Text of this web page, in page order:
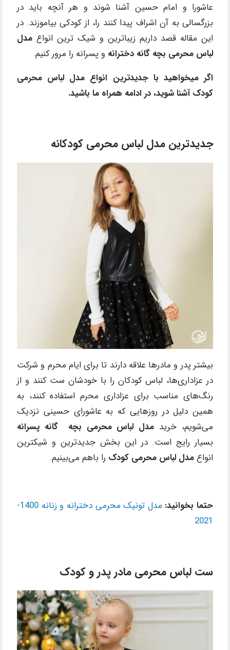
عاشورا و امام حسین آشنا شوند و هر آنچه باید در
بزرگسالی به آن اشراف پیدا کنند را، از کودکی بیاموزند. در
این مقاله قصد داریم زیباترین و شیک ترین انواع مدل
لباس محرمی بچه گانه دخترانه و پسرانه را مرور کنیم.
اگر میخواهید با جدیدترین انواع مدل لباس محرمی
کودک آشنا شوید، در ادامه همراه ما باشید.
جدیدترین مدل لباس محرمی کودکانه
بیشتر پدر و مادرها علاقه دارند تا برای ایام محرم و شرکت
در عزاداری‌ها، لباس کودکان را با خودشان ست کنند و از
رنگ‌های مناسب برای عزاداری محرم استفاده کنند، به
همین دلیل در روزهایی که به عاشورای حسینی نزدیک
می‌شویم، خرید مدل لباس محرمی بچه گانه پسرانه
بسیار رایج است. در این بخش جدیدترین و شیکترین
انواعمدل لباس محرمی کودک را باهم می‌بینیم.
حتما بخوانید:
مدل تونیک محرمی دخترانه و زنانه 1400-
2021
ست لباس محرمی مادر پدر و کودک